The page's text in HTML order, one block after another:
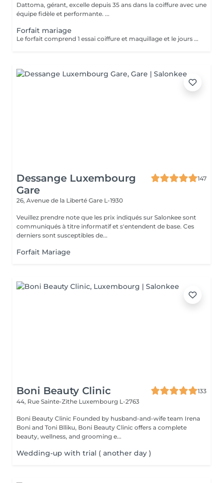
Dattoma, gérant, excelle depuis 35 ans dans la coiffure avec une
équipe fidèle et performante. ...
Forfait mariage
Le forfait comprend 1 essai coiffure et maquillage et le jours du mariage
Dessange Luxembourg
Gare
147
26, Avenue de la Liberté Gare L-1930
Veuillez prendre note que les prix indiqués sur Salonkee sont
communiqués à titre informatif et s'entendent de base. Ces
derniers sont susceptibles de...
Forfait Mariage
Boni Beauty Clinic
133
44, Rue Sainte-Zithe Luxembourg L-2763
Boni Beauty Clinic Founded by husband-and-wife team Irena
Boni and Toni Blliku, Boni Beauty Clinic offers a complete
beauty, wellness, and grooming e...
Wedding-up with trial ( another day )